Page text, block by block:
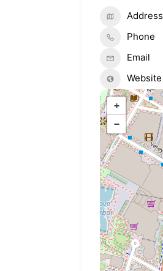
Address
Phone
Email
Website
+
−